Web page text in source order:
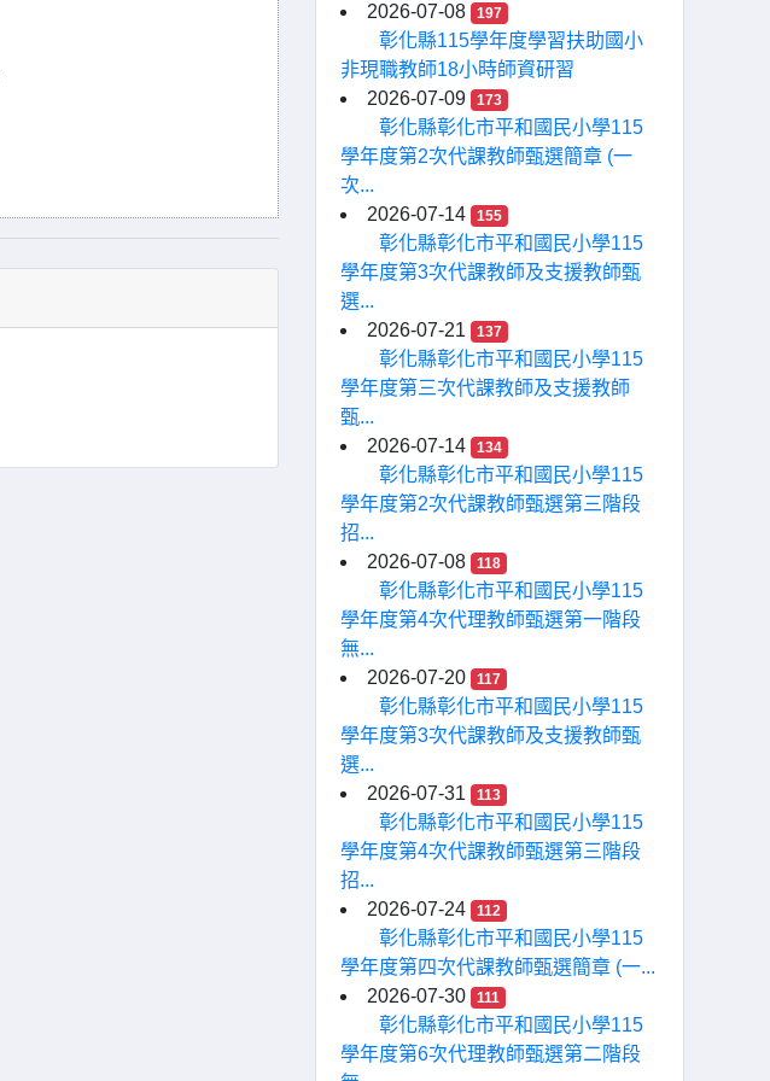
2026-07-08 197
彰化縣115學年度學習扶助國小
非現職教師18小時師資研習
2026-07-09
173
彰化縣彰化市平和國民小學115
學年度第2次代課教師甄選簡章 (一
次...
2026-07-14
155
彰化縣彰化市平和國民小學115
學年度第3次代課教師及支援教師甄
選...
2026-07-21
137
彰化縣彰化市平和國民小學115
學年度第三次代課教師及支援教師
甄...
2026-07-14
134
彰化縣彰化市平和國民小學115
學年度第2次代課教師甄選第三階段
招...
2026-07-08
118
彰化縣彰化市平和國民小學115
學年度第4次代理教師甄選第一階段
無...
2026-07-20
117
彰化縣彰化市平和國民小學115
學年度第3次代課教師及支援教師甄
選...
2026-07-31
113
彰化縣彰化市平和國民小學115
學年度第4次代課教師甄選第三階段
招...
2026-07-24
112
彰化縣彰化市平和國民小學115
學年度第四次代課教師甄選簡章 (一...
2026-07-30
111
彰化縣彰化市平和國民小學115
學年度第6次代理教師甄選第二階段